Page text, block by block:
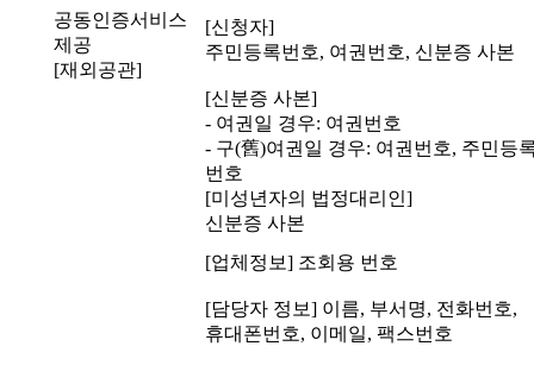
공동인증서비스
제공
[재외공관]
[신청자]
주민등록번호, 여권번호, 신분증 사본
[신분증 사본]
- 여권일 경우: 여권번호
- 구(舊)여권일 경우: 여권번호, 주민등
번호
[미성년자의 법정대리인]
신분증 사본
[업체정보] 조회용 번호
[담당자 정보] 이름, 부서명, 전화번호,
휴대폰번호, 이메일, 팩스번호